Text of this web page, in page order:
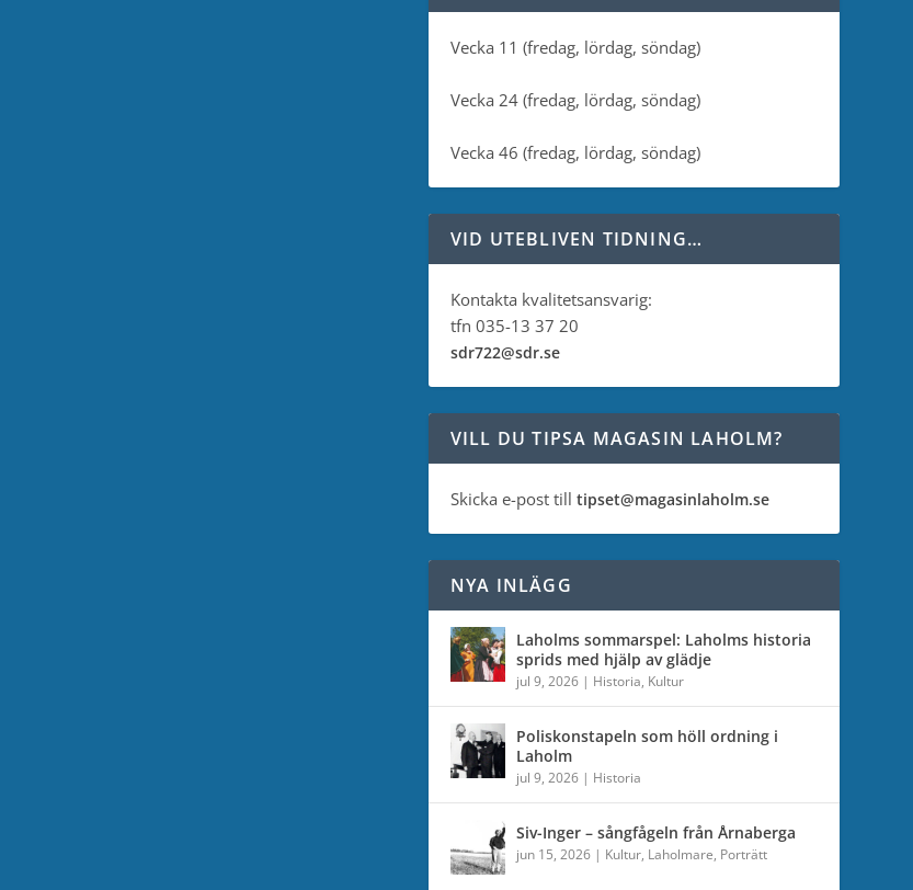
Vecka 11 (fredag, lördag, söndag)
Vecka 24 (fredag, lördag, söndag)
Vecka 46 (fredag, lördag, söndag)
VID UTEBLIVEN TIDNING…
Kontakta kvalitetsansvarig:
tfn 035-13 37 20
sdr722@sdr.se
VILL DU TIPSA MAGASIN LAHOLM?
Skicka e-post till tipset@magasinlaholm.se
NYA INLÄGG
Laholms sommarspel: Laholms historia
sprids med hjälp av glädje
jul 9, 2026| Historia, Kultur
Poliskonstapeln som höll ordning i
Laholm
jul 9, 2026| Historia
Siv-Inger – sångfågeln från Årnaberga
jun 15, 2026| Kultur, Laholmare, Porträtt